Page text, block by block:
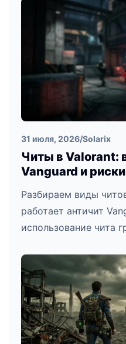
31 июля, 2026/Solarix
Читы в Valorant:
Vanguard и
Разбираем виды
работает античит
использование чита